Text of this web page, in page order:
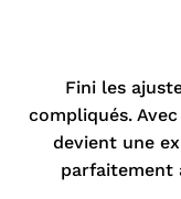
Fini les
compliqués.
devient une
parfaitement